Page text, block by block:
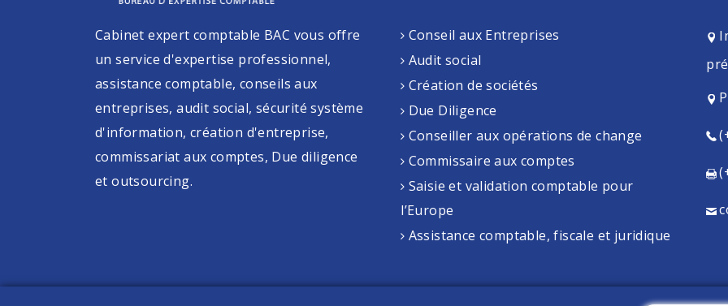
Cabinet expert comptable BAC vous offre
un service d'expertise professionnel,
assistance comptable, conseils aux
entreprises, audit social, sécurité système
d'information, création d'entreprise,
commissariat aux comptes, Due diligence
et outsourcing.
Conseil aux Entreprises
Audit social
Création de sociétés
Due Diligence
Conseiller aux opérations de change
Commissaire aux comptes
Saisie et validation comptable pour
l’Europe
Assistance comptable, fiscale et juridique